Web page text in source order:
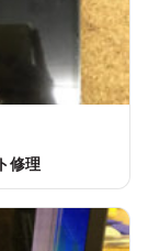
修理